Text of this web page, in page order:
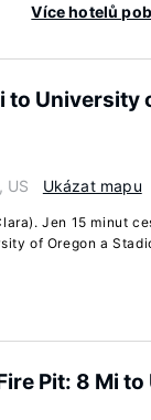
Více hotelů
to University
US Ukázat mapu
Jen 15 minut
of Oregon a
Pit: 8 Mi to